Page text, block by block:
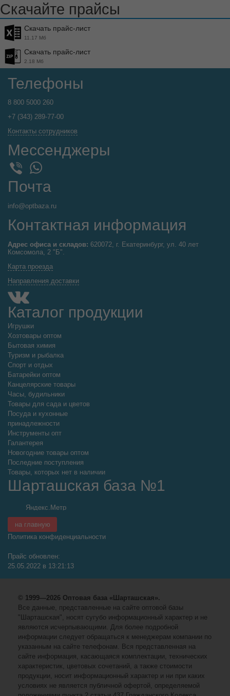
Скачайте прайсы
Скачать прайс-лист
11.17 Мб
Скачать прайс-лист
2.18 Мб
Телефоны
8 800 5000 260
+7 (343) 289-77-00
Контакты сотрудников
Мессенджеры
WhatsApp
Почта
info@optbaza.ru
Контактная информация
Адрес офиса и складов: 620072, г. Екатеринбург, ул. 40 лет
Комсомола, 2 "Б".
Карта проезда
Направления доставки
Каталог продукции
Игрушки
Хозтовары оптом
Бытовая химия
Туризм и рыбалка
Спорт и отдых
Батарейки оптом
Канцелярские товары
Часы, будильники
Товары для сада и цветов
Посуда и кухонные
принадлежности
Инструменты опт
Галантерея
Новогодние товары оптом
Последние поступления
Товары, которых нет в наличии
Шарташская база №1
на главную
Политика конфиденциальности
Прайс обновлен:
25.05.2022 в 13:21:13
© 1999—2026 Оптовая база «Шарташская».
Все данные, представленные на сайте оптовой базы
"Шарташская", носят сугубо информационный характер и не
являются исчерпывающими. Для более подробной
информации следует обращаться к менеджерам компании по
указанным на сайте телефонам. Вся представленная на
сайте информация, касающаяся комплектации, технических
характеристик, цветовых сочетаний, а также стоимости
продукции, носит информационный характер и ни при каких
условиях не является публичной офертой, определяемой